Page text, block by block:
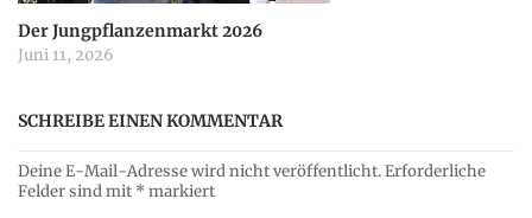
Der Jungpflanzenmarkt 2026
Juni 11, 2026
SCHREIBE EINEN KOMMENTAR
Deine E-Mail-Adresse wird nicht veröffentlicht.Erforderliche
Felder sind mit * markiert